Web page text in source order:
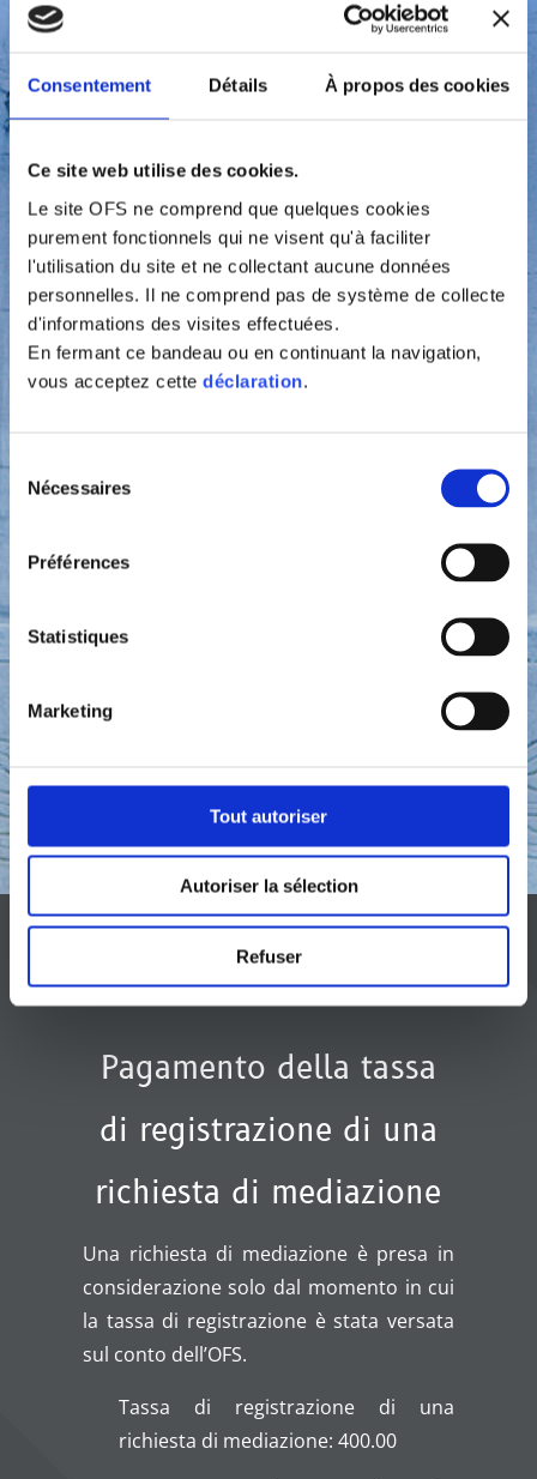
Consentement Détails À propos des cookies
Ce site web utilise des cookies.
Le site OFS ne comprend que quelques cookies
purement fonctionnels qui ne visent qu'à faciliter
l'utilisation du site et ne collectant aucune données
personnelles. Il ne comprend pas de système de collecte
d'informations des visites effectuées.
En fermant ce bandeau ou en continuant la navigation,
vous acceptez cette déclaration.
Sélection
Nécessaires
Préférences
Statistiques
Marketing
Tout autoriser
Autoriser la sélection
Refuser
Colloquio o incontro
in merito alla
3
Mediazione
Pagamento della tassa
di registrazione di una
richiesta di mediazione
Una richiesta di mediazione è presa in
considerazione solo dal momento in cui
la tassa di registrazione è stata versata
sul conto dell’OFS.
Tassa di registrazione di una
richiesta di mediazione: 400.00